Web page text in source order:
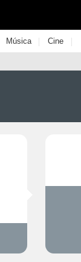
Música | Cine |